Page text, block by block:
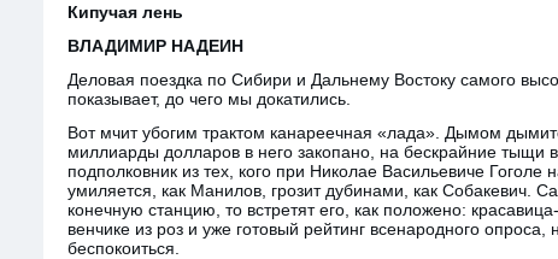
Кипучая лень
ВЛАДИМИР НАДЕИН
Деловая поездка по Сибири и Дальнему Востоку самого
показывает, до чего мы докатились.
Вот мчит убогим трактом канареечная «лада». Дымом
миллиарды долларов в него закопано, на бескрайние тыщи
подполковник из тех, кого при Николае Васильевиче Гоголе
умиляется, как Манилов, грозит дубинами, как Собакевич.
конечную станцию, то встретят его, как положено:
венчике из роз и уже готовый рейтинг всенародного
беспокоиться.